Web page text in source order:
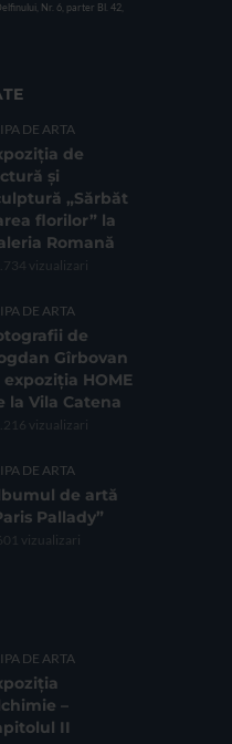
Nr. 6, parter Bl. 42,
DE ARTA
de
și
„Sărbăt
florilor” la
Romană
vizualizari
DE ARTA
de
Gîrbovan
expoziția HOME
la Vila Catena
vizualizari
DE ARTA
de artă
Pallady”
vizualizari
DE ARTA
–
II